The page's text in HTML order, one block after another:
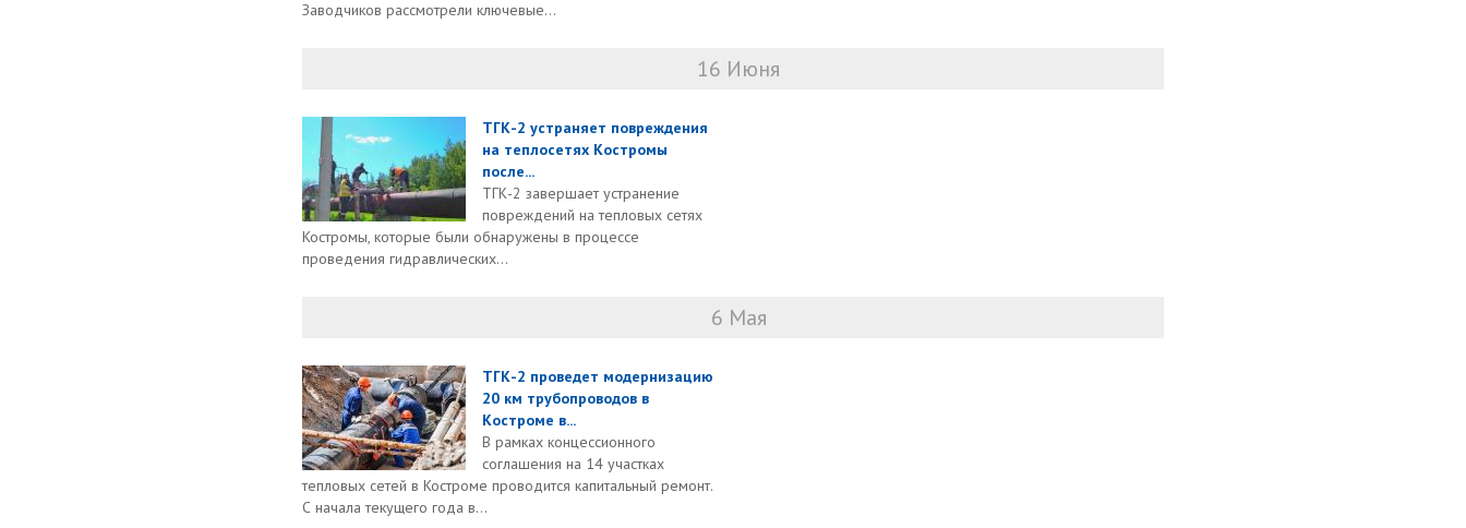
Заводчиков рассмотрели ключевые...
16 Июня
ТГК-2 устраняет повреждения
на теплосетях Костромы
после...
ТГК-2 завершает устранение
повреждений на тепловых сетях
Костромы, которые были обнаружены в процессе
проведения гидравлических...
6 Мая
ТГК-2 проведет модернизацию
20 км трубопроводов в
Костроме в...
В рамках концессионного
соглашения на 14 участках
тепловых сетей в Костроме проводится капитальный ремонт.
С начала текущего года в...